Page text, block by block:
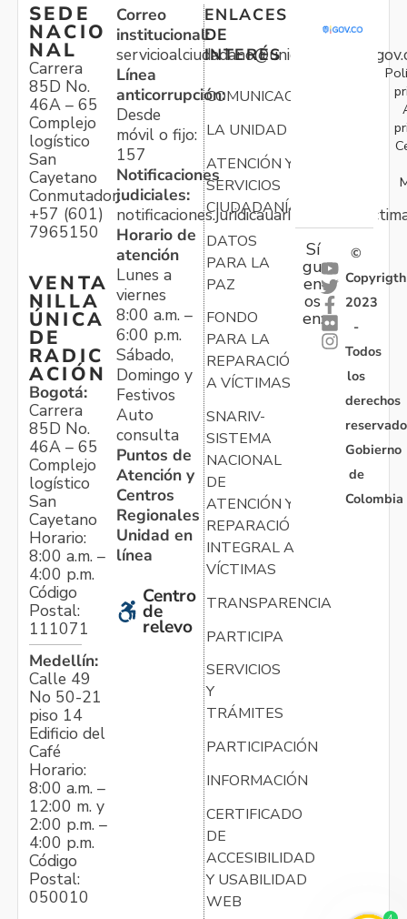
SEDE
NACIO
NAL
Carrera
85D No.
46A – 65
Complejo
logístico
San
Cayetano
Conmutador:
+57 (601)
7965150
VENTA
NILLA
ÚNICA
DE
RADIC
ACIÓN
Bogotá:
Carrera
85D No.
46A – 65
Complejo
logístico
San
Cayetano
Horario:
8:00 a.m. –
4:00 p.m.
Código
Postal:
111071
Medellín:
Calle 49
No 50-21
piso 14
Edificio del
Café
Horario:
8:00 a.m. –
12:00 m. y
2:00 p.m. –
4:00 p.m.
Código
Postal:
050010
Correo
institucional:
Línea
anticorrupción:
Desde
móvil o fijo:
157
Notificaciones
judiciales:
Horario de
atención
Lunes a
viernes
8:00 a.m. –
6:00 p.m.
Sábado,
Domingo y
Festivos
Auto
consulta
Puntos de
Atención y
Centros
Regionales
Unidad en
línea
Centro
de
relevo
ENLACES
DE
INTERÉS
COMUNICACIONES
LA UNIDAD
ATENCIÓN Y
SERVICIOS
CIUDADANÍA
DATOS
PARA LA
PAZ
FONDO
PARA LA
REPARACIÓN
A VÍCTIMAS
SNARIV-
SISTEMA
NACIONAL
DE
ATENCIÓN Y
REPARACIÓN
INTEGRAL A
VÍCTIMAS
TRANSPARENCIA
PARTICIPA
SERVICIOS
Y
TRÁMITES
PARTICIPACIÓN
INFORMACIÓN
CERTIFICADO
DE
ACCESIBILIDAD
Y USABILIDAD
WEB
Sí
gu
en
os
en:
©
Copyrigth
2023
-
Todos
los
derechos
Gobierno
de
Colombia